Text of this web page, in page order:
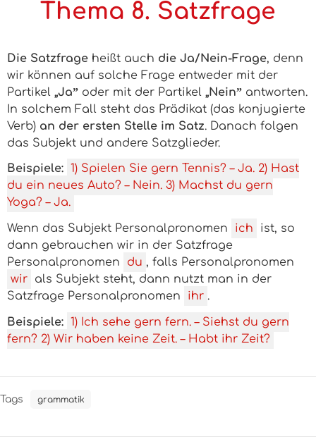
Thema 8. Satzfrage
Die Satzfrage heißt auch die Ja/Nein-Frage, denn
wir können auf solche Frage entweder mit der
Partikel „Jaˮ oder mit der Partikel „Neinˮ antworten.
In solchem Fall steht das Prädikat (das konjugierte
Verb) an der ersten Stelle im Satz. Danach folgen
das Subjekt und andere Satzglieder.
Beispiele: 1) Spielen Sie gern Tennis? – Ja. 2) Hast
du ein neues Auto? – Nein. 3) Machst du gern
Yoga? – Ja.
Wenn das Subjekt Personalpronomen ich
ist, so
dann gebrauchen wir in der Satzfrage
Personalpronomen
du , falls Personalpronomen
wir
als Subjekt steht, dann nutzt man in der
Satzfrage Personalpronomen
ihr .
Beispiele: 1) Ich sehe gern fern. – Siehst du gern
fern? 2) Wir haben keine Zeit. – Habt ihr Zeit?
Tags grammatik